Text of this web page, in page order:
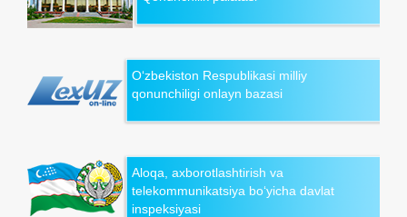
O‘zbekiston Respublikasi milliy
qonunchiligi onlayn bazasi
Aloqa, axborotlashtirish va
telekommunikatsiya bo‘yicha davlat
inspeksiyasi